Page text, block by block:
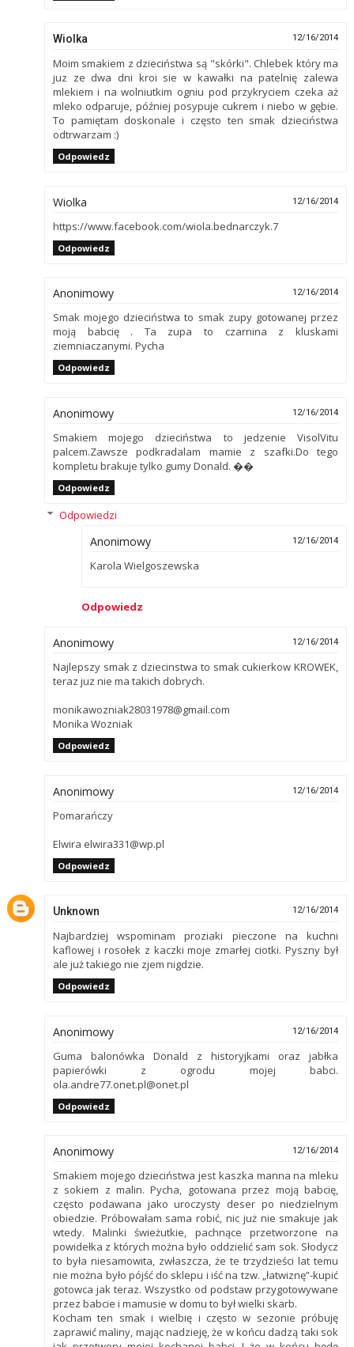
Wiolka 12/16/2014
Moim smakiem z dzieciństwa są "skórki". Chlebek który ma
juz ze dwa dni kroi sie w kawałki na patelnię zalewa
mlekiem i na wolniutkim ogniu pod przykryciem czeka aż
mleko odparuje, później posypuje cukrem i niebo w gębie.
To pamiętam doskonale i często ten smak dzieciństwa
odtrwarzam :)
Odpowiedz
Wiolka 12/16/2014
https://www.facebook.com/wiola.bednarczyk.7
Odpowiedz
Anonimowy 12/16/2014
Smak mojego dzieciństwa to smak zupy gotowanej przez
moją babcię . Ta zupa to czarnina z kluskami
ziemniaczanymi. Pycha
Odpowiedz
Anonimowy 12/16/2014
Smakiem mojego dzieciństwa to jedzenie VisolVitu
palcem.Zawsze podkradalam mamie z szafki.Do tego
kompletu brakuje tylko gumy Donald. ��
Odpowiedz
Odpowiedzi
Anonimowy 12/16/2014
Karola Wielgoszewska
Odpowiedz
Anonimowy 12/16/2014
Najlepszy smak z dziecinstwa to smak cukierkow KROWEK,
teraz juz nie ma takich dobrych.
monikawozniak28031978@gmail.com
Monika Wozniak
Odpowiedz
Anonimowy 12/16/2014
Pomarańczy
Elwira elwira331@wp.pl
Odpowiedz
Unknown 12/16/2014
Najbardziej wspominam proziaki pieczone na kuchni
kaflowej i rosołek z kaczki moje zmarłej ciotki. Pyszny był
ale już takiego nie zjem nigdzie.
Odpowiedz
Anonimowy 12/16/2014
Guma balonówka Donald z historyjkami oraz jabłka
papierówki z ogrodu mojej babci.
ola.andre77.onet.pl@onet.pl
Odpowiedz
Anonimowy 12/16/2014
Smakiem mojego dzieciństwa jest kaszka manna na mleku
z sokiem z malin. Pycha, gotowana przez moją babcię,
często podawana jako uroczysty deser po niedzielnym
obiedzie. Próbowałam sama robić, nic już nie smakuje jak
wtedy. Malinki świeżutkie, pachnące przetworzone na
powidełka z których można było oddzielić sam sok. Słodycz
to była niesamowita, zwłaszcza, że te trzydzieści lat temu
nie można było pójść do sklepu i iść na tzw. „łatwiznę”-kupić
gotowca jak teraz. Wszystko od podstaw przygotowywane
przez babcie i mamusie w domu to był wielki skarb.
Kocham ten smak i wielbię i często w sezonie próbuję
zaprawić maliny, mając nadzieję, że w końcu dadzą taki sok